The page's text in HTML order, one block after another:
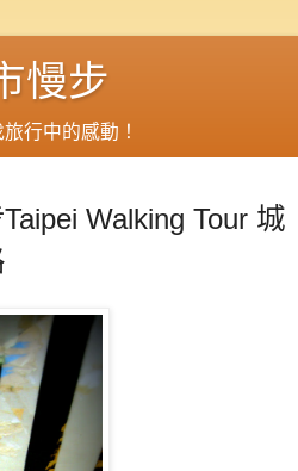
慢步
行中的感動！
Walking Tour 城